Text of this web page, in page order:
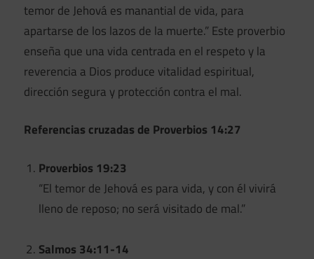
temor de Jehová es manantial de vida, para
apartarse de los lazos de la muerte.” Este proverbio
enseña que una vida centrada en el respeto y la
reverencia a Dios produce vitalidad espiritual,
dirección segura y protección contra el mal.
Referencias cruzadas de Proverbios 14:27
Proverbios 19:23
“El temor de Jehová es para vida, y con él vivirá
lleno de reposo; no será visitado de mal.”
Salmos 34:11-14